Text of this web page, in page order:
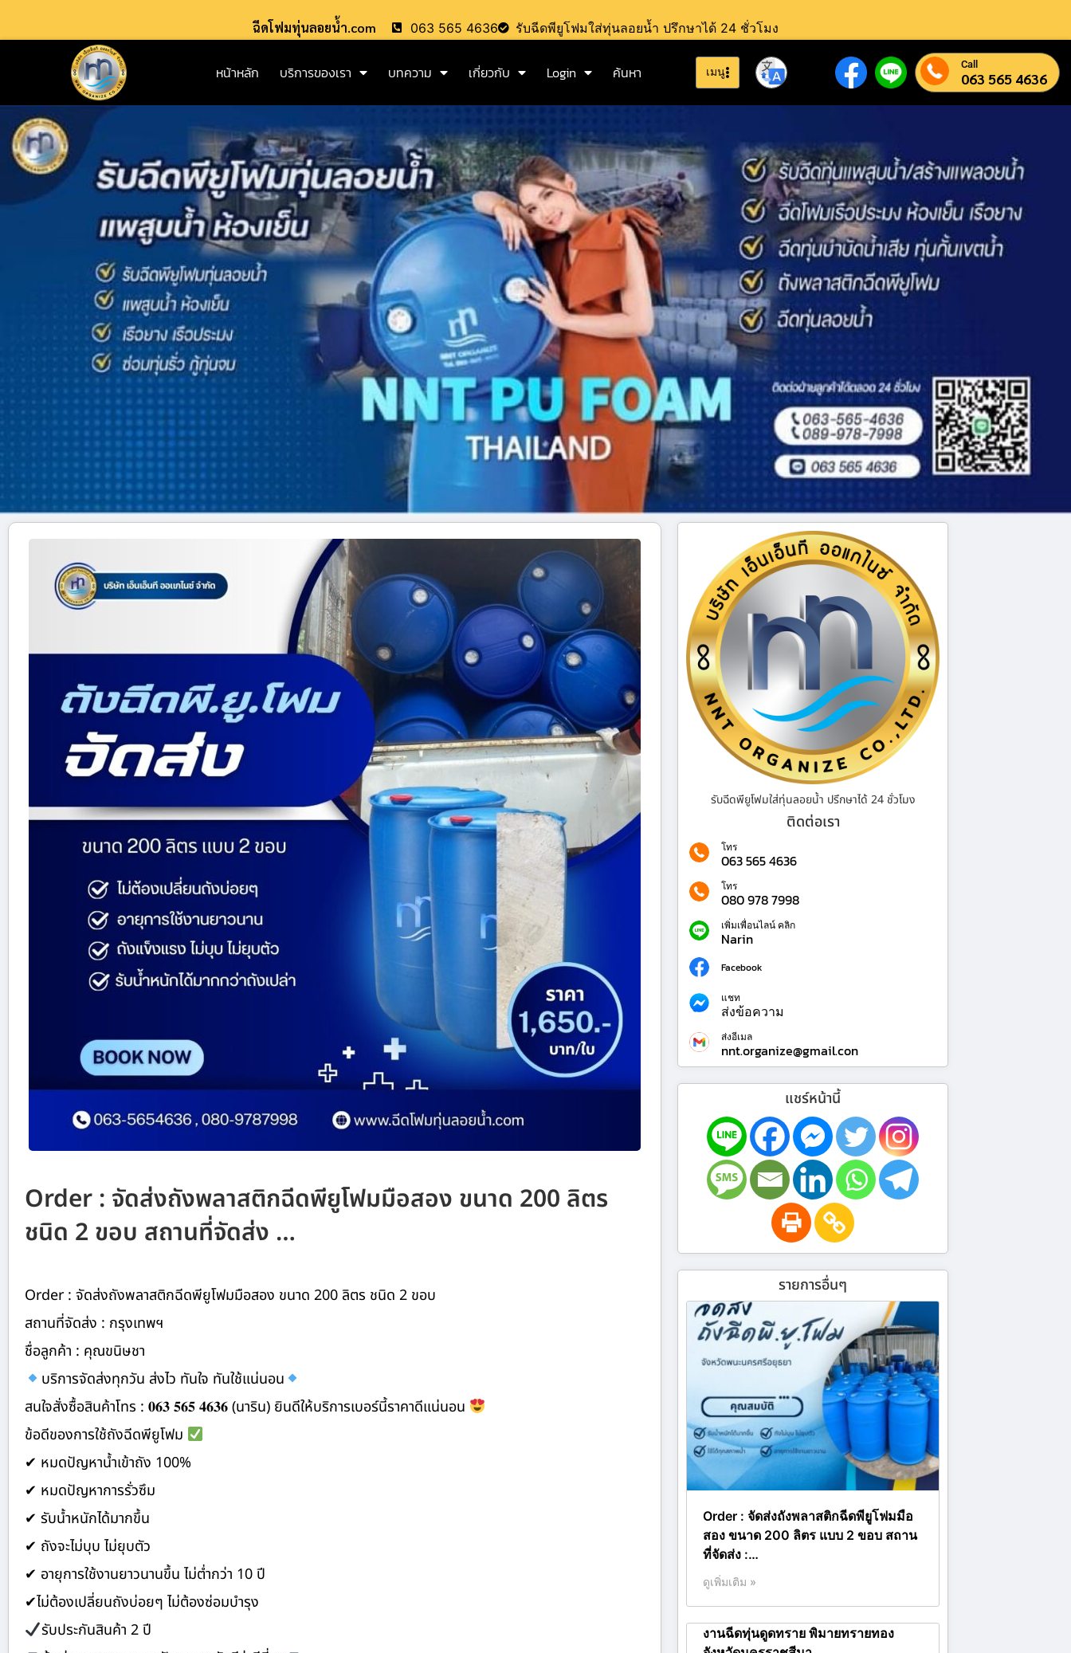
ฉีดโฟมทุ่นลอยน้ำ.com 063 565 4636 รับฉีดพียูโฟมใส่ทุ่นลอยน้ำ ปรึกษาได้ 24 ชั่วโมง
หน้าหลัก บริการของเรา บทความ เกี่ยวกับ Login ค้นหา เมนู Call
063 565 4636
Order : จัดส่งถังพลาสติกฉีดพียูโฟมมือสอง ขนาด 200 ลิตร
ชนิด 2 ขอบ สถานที่จัดส่ง …
Order : จัดส่งถังพลาสติกฉีดพียูโฟมมือสอง ขนาด 200 ลิตร ชนิด 2 ขอบ
สถานที่จัดส่ง : กรุงเทพฯ
ชื่อลูกค้า : คุณขนิษชา
บริการจัดส่งทุกวัน ส่งไว ทันใจ ทันใช้แน่นอน
สนใจสั่งซื้อสินค้าโทร : 𝟎𝟔𝟑 𝟓𝟔𝟓 𝟒𝟔𝟑𝟔 (นาริน) ยินดีให้บริการเบอร์นี้ราคาดีแน่นอน
ข้อดีของการใช้ถังฉีดพียูโฟม
✔ หมดปัญหาน้ำเข้าถัง 100%
✔ หมดปัญหาการรั่วซึม
✔ รับน้ำหนักได้มากขึ้น
✔ ถังจะไม่บุบ ไม่ยุบตัว
✔ อายุการใช้งานยาวนานขึ้น ไม่ต่ำกว่า 10 ปี
✔ไม่ต้องเปลี่ยนถังบ่อยๆ ไม่ต้องซ่อมบำรุง
รับประกันสินค้า 2 ปี
รับฉีดพียูโฟมใส่ทุ่นลอยน้ำ ปรึกษาได้ 24 ชั่วโมง
ติดต่อเรา
โทร
063 565 4636
โทร
080 978 7998
เพิ่มเพื่อนไลน์ คลิก
Narin
Facebook
แชท
ส่งข้อความ
ส่งอีเมล
nnt.organize@gmail.con
แชร์หน้านี้
รายการอื่นๆ
Order : จัดส่งถังพลาสติกฉีดพียูโฟมมือ
สอง ขนาด 200 ลิตร แบบ 2 ขอบ สถาน
ที่จัดส่ง :…
ดูเพิ่มเติม »
งานฉีดทุ่นดูดทราย พิมายทรายทอง